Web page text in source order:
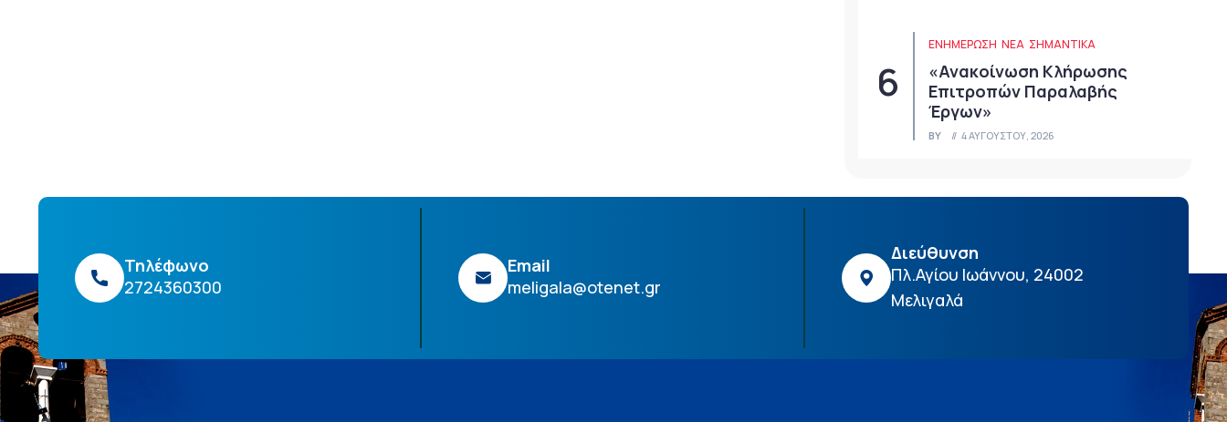
ΕΝΗΜΕΡΩΣΗ ΝΈΑ ΣΗΜΑΝΤΙΚΆ
«Ανακοίνωση Κλήρωσης
Επιτροπών Παραλαβής
Έργων»
BY 4 ΑΥΓΟΎΣΤΟΥ, 2026
Τηλέφωνο
2724360300
Email
meligala@otenet.gr
Διεύθυνση
Πλ.Αγίου Ιωάννου, 24002
Μελιγαλά